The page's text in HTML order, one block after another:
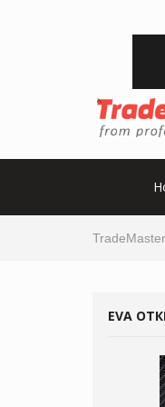
TradeMaster
EVA